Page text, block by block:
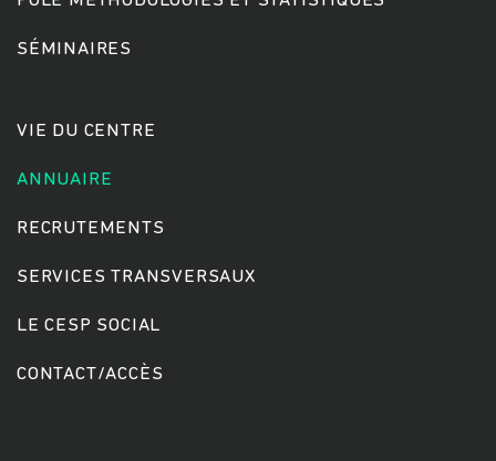
SÉMINAIRES
VIE DU CENTRE
ANNUAIRE
RECRUTEMENTS
SERVICES TRANSVERSAUX
LE CESP SOCIAL
CONTACT/ACCÈS